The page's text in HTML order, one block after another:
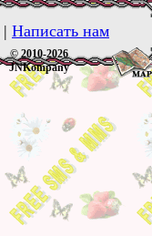
| Написать нам
© 2010-2026
JNKompany